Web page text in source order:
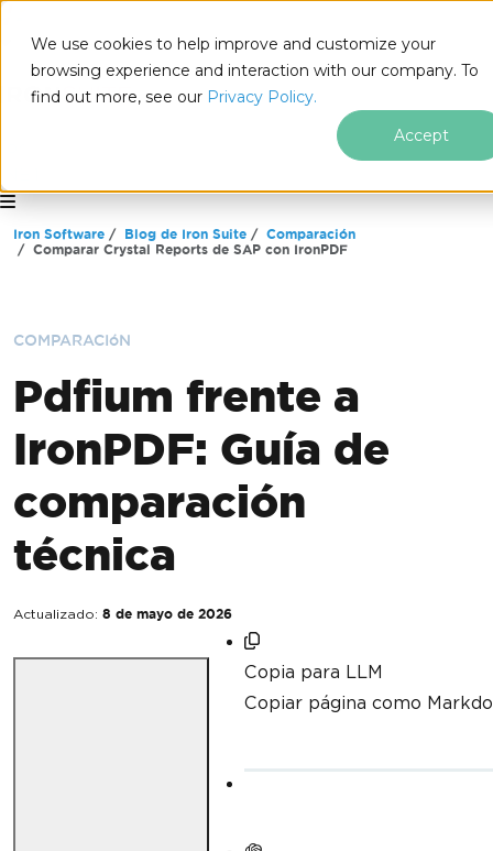
We use cookies to help improve and customize your
browsing experience and interaction with our company. To
find out more, see our Privacy Policy.
Accept
Saltar al pie de página
Iron Software Blog de Iron Suite
Comparación
Comparar Crystal Reports de SAP con IronPDF
COMPARACIóN
Pdfium frente a
IronPDF: Guía de
comparación
técnica
Actualizado: 8 de mayo de 2026
Copia para LLM
Copiar página como